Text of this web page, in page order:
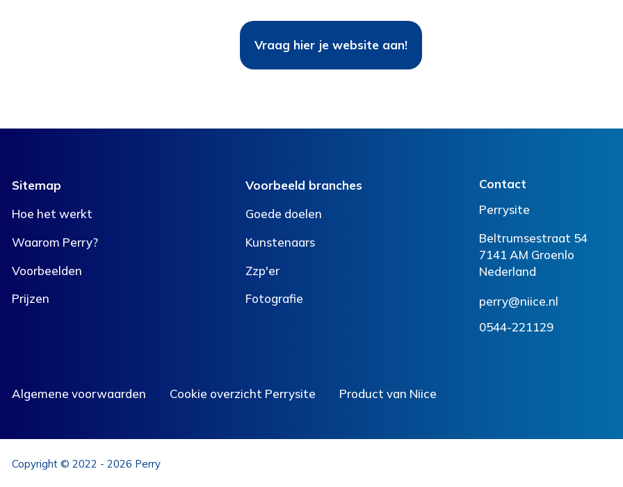
Vraag hier je website aan!
Sitemap
Hoe het werkt
Waarom Perry?
Voorbeelden
Prijzen
Voorbeeld branches
Goede doelen
Kunstenaars
Zzp'er
Fotografie
Contact
Perrysite
Beltrumsestraat 54
7141 AM Groenlo
Nederland
perry@niice.nl
0544-221129
Algemene voorwaarden Cookie overzicht Perrysite Product van Niice
Copyright © 2022 - 2026 Perry